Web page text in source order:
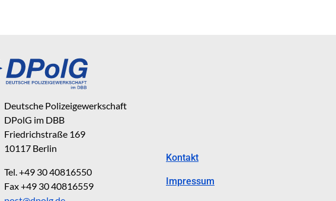
Deutsche Polizeigewerkschaft
DPolG im DBB
Friedrichstraße 169
10117 Berlin
Tel. +49 30 40816550
Fax +49 30 40816559
Kontakt
Impressum